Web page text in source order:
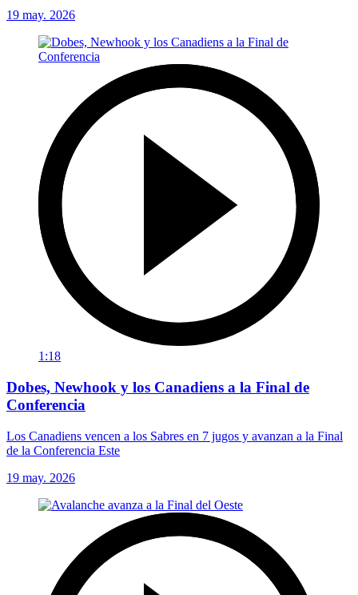
19 may. 2026
1:18
Dobes, Newhook y los Canadiens a la Final de
Conferencia
Los Canadiens vencen a los Sabres en 7 jugos y avanzan a la Final
de la Conferencia Este
19 may. 2026